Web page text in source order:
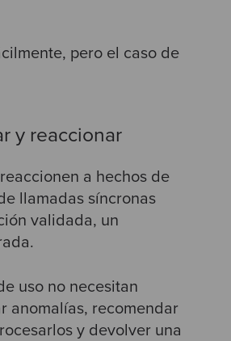
pero el caso de
y reaccionar
a hechos de
llamadas síncronas
validada, un
uso no necesitan
anomalías, recomendar
y devolver una